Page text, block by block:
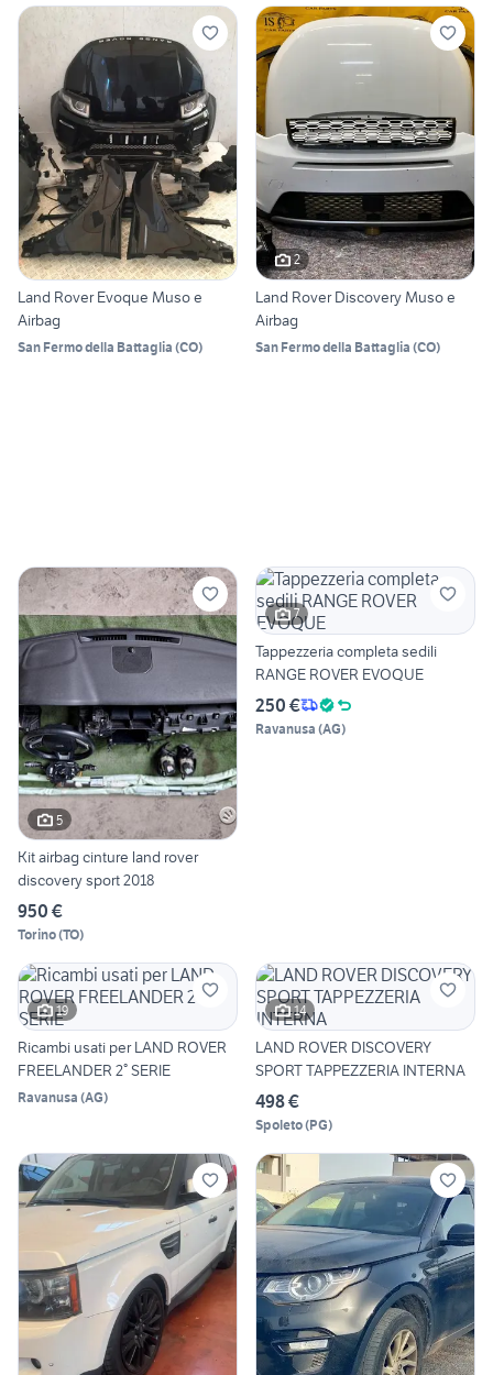
Land Rover Evoque Muso e
Airbag
San Fermo della Battaglia (CO)
2
Land Rover Discovery Muso e
Airbag
San Fermo della Battaglia (CO)
5
Kit airbag cinture land rover
discovery sport 2018
950 €
Torino(TO)
7
Tappezzeria completa sedili
RANGE ROVER EVOQUE
250 €
Ravanusa (AG)
19
Ricambi usati per LAND ROVER
FREELANDER 2° SERIE
Ravanusa (AG)
14
LAND ROVER DISCOVERY
SPORT TAPPEZZERIA INTERNA
498 €
Spoleto(PG)